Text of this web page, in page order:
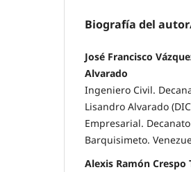
Biografía del
José Francisco
Alvarado
Ingeniero Civil.
Lisandro Alvarado
Empresarial.
Barquisimeto.
Alexis Ramón